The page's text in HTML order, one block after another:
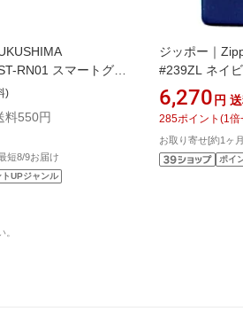
RN01 スマートグリ
イプ ネイビー
)
料550円
短8/9お届け
トUPジャンル
ジッポー｜
#239ZL ネイ
6,270 円
285ポイント (1 倍
お取り寄せ[約1ヶ
ポイ